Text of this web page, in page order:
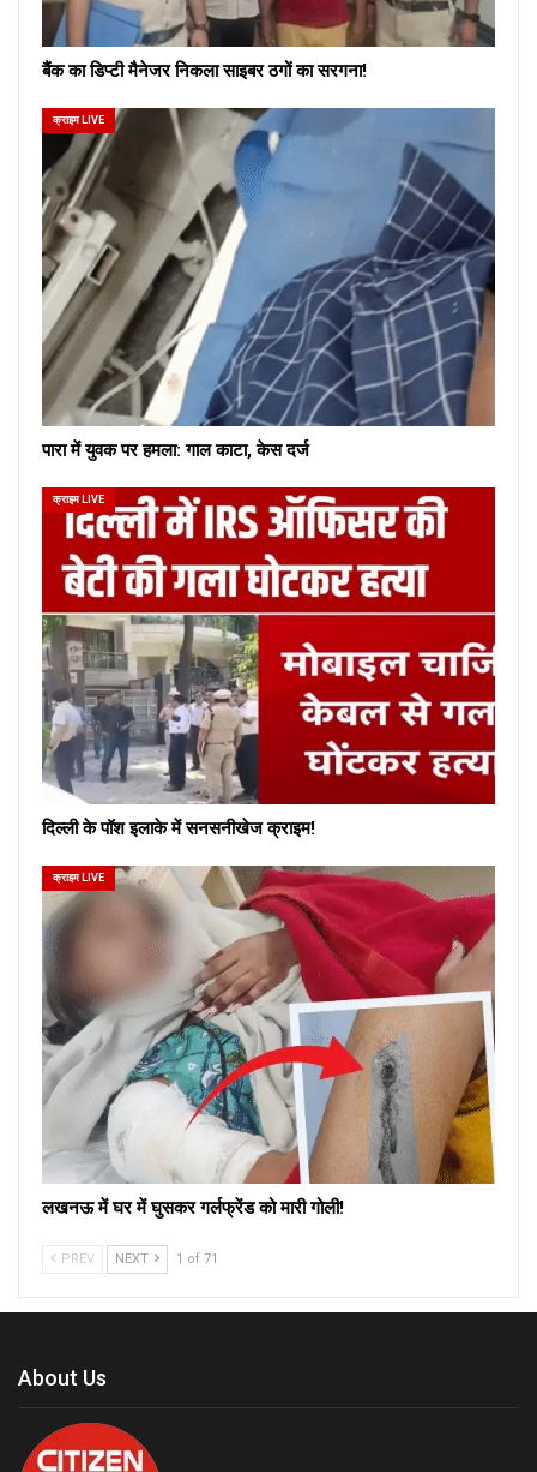
बैंक का डिप्टी मैनेजर निकला साइबर ठगों का सरगना!
क्राइम LIVE
पारा में युवक पर हमला: गाल काटा, केस दर्ज
क्राइम LIVE
दिल्ली के पॉश इलाके में सनसनीखेज क्राइम!
क्राइम LIVE
लखनऊ में घर में घुसकर गर्लफ्रेंड को मारी गोली!
PREV NEXT 1 of 71
About Us